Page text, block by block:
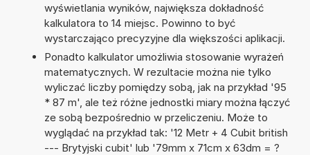
wyświetlania wyników, największa dokładność
kalkulatora to 14 miejsc. Powinno to być
wystarczająco precyzyjne dla większości aplikacji.
Ponadto kalkulator umożliwia stosowanie wyrażeń
matematycznych. W rezultacie można nie tylko
wyliczać liczby pomiędzy sobą, jak na przykład '95
* 87 m', ale też różne jednostki miary można łączyć
ze sobą bezpośrednio w przeliczeniu. Może to
wyglądać na przykład tak: '12 Metr + 4 Cubit british
--- Brytyjski cubit' lub '79mm x 71cm x 63dm = ?